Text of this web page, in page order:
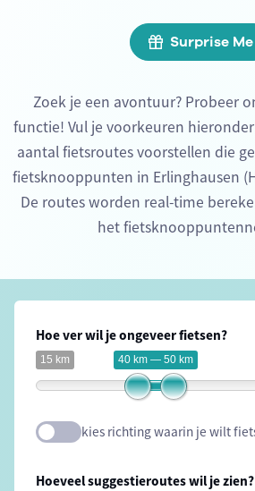
Surprise Me
Zoek je een avontuur? Probeer
functie! Vul je voorkeuren
aantal fietsroutes voorstellen die
fietsknooppunten in Erlinghausen
De routes worden real-time
het
Hoe ver wil je ongeveer fietsen?
15 km 40 km — 50 km
kies richting waarin je wilt
Hoeveel suggestieroutes wil je zien?